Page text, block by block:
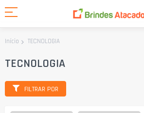
Início TECNOLOGIA
TECNOLOGIA
FILTRAR POR